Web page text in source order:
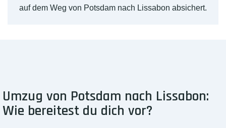
auf dem Weg von Potsdam nach Lissabon absichert.
Umzug von Potsdam nach Lissabon:
Wie bereitest du dich vor?